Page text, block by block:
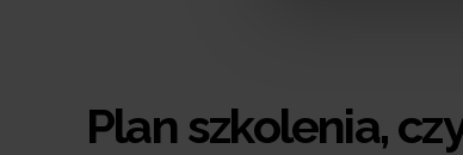
Plan szkolenia,